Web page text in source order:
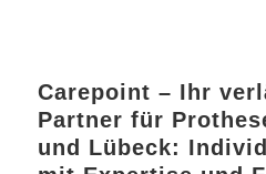
Carepoint – Ihr
Partner für
und Lübeck: